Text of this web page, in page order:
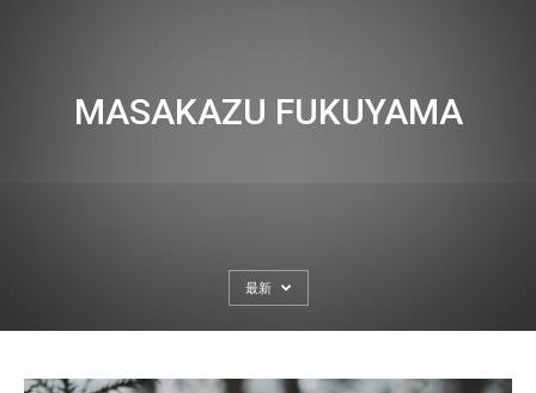
MASAKAZU FUKUYAMA
最新